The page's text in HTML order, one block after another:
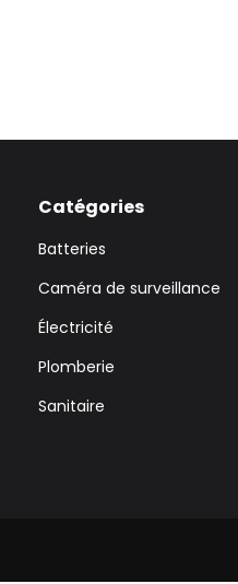
Catégories
Batteries
Caméra de surveillance
Électricité
Plomberie
Sanitaire